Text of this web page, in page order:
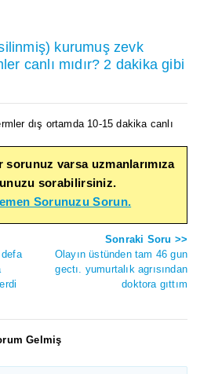
kurumuş zevk
canlı mıdır? 2 dakika gibi
dış ortamda 10-15 dakika canlı
varsa uzmanlarımıza
sorabilirsiniz.
Sorunuzu Sorun.
Sonraki Soru >>
Olayın üstünden tam 46 gun
gectı. yumurtalık agrısından
doktora gıttım
Gelmiş